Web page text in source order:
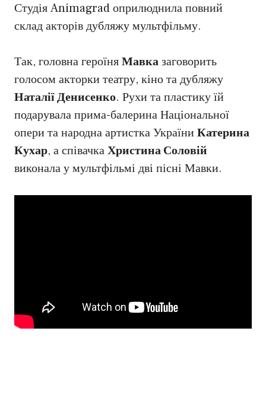
Студія Animagrad оприлюднила повний
склад акторів дубляжу мультфільму.
Так, головна героїняМавказаговорить
голосом акторки театру, кіно та дубляжу
Наталії Денисенко. Рухи та пластику їй
подарувала прима-балерина Національної
опери та народна артистка УкраїниКатерина
Кухар, а співачкаХристина Соловій
виконала у мультфільмі дві пісні Мавки.